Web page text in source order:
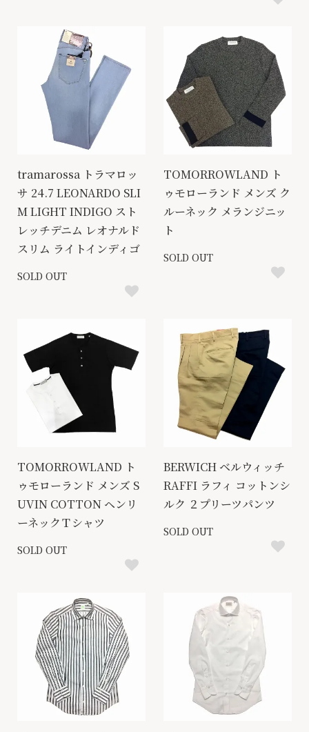
tramarossa トラマロッ
サ 24.7 LEONARDO SLI
M LIGHT INDIGO スト
レッチデニム レオナルド
スリム ライトインディゴ
SOLD OUT
TOMORROWLAND ト
ゥモローランド メンズ ク
ルーネック メランジニッ
ト
SOLD OUT
TOMORROWLAND ト
ゥモローランド メンズ S
UVIN COTTON ヘンリ
ーネックＴシャツ
SOLD OUT
BERWICH ベルウィッチ
RAFFI ラフィ コットンシ
ルク ２プリーツパンツ
SOLD OUT